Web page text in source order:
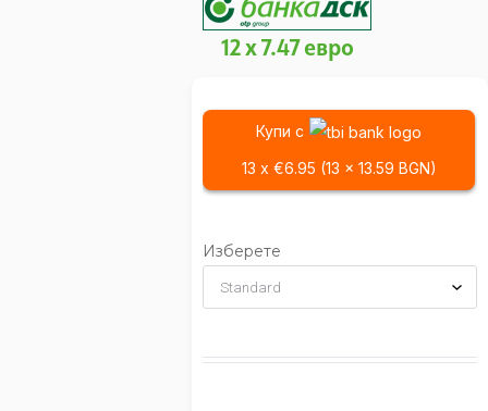
Купи с
13 x €6.95 (13 x 13.59 BGN)
12 x 7.47 евро
Изберете